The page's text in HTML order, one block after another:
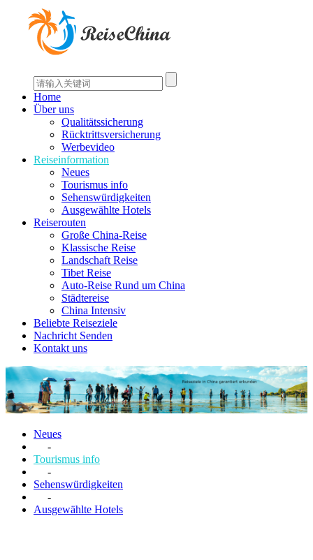
Home
Über uns
Qualitätssicherung
Rücktrittsversicherung
Werbevideo
Reiseinformation
Neues
Tourismus info
Sehenswürdigkeiten
Ausgewählte Hotels
Reiserouten
Große China-Reise
Klassische Reise
Landschaft Reise
Tibet Reise
Auto-Reise Rund um China
Städtereise
China Intensiv
Beliebte Reiseziele
Nachricht Senden
Kontakt uns
Neues
-
Tourismus info
-
Sehenswürdigkeiten
-
Ausgewählte Hotels